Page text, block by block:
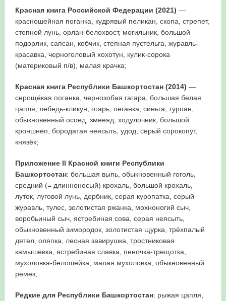
Красная книга Российской Федерации (2021) —
красношейная поганка, кудрявый пеликан, скопа, стрепет,
степной лунь, орлан-белохвост, могильник, большой
подорлик, сапсан, кобчик, степная пустельга, журавль-
красавка, черноголовый хохотун, кулик-сорока
(материковый п/в), малая крачка;
Красная книга Республики Башкортостан (2014) —
серощёкая поганка, чернозобая гагара, большая белая
цапля, лебедь-кликун, огарь, пеганка, синьга, турпан,
обыкновенный осоед, змееяд, ходулочник, большой
кроншнеп, бородатая неясыть, удод, серый сорокопут,
князёк;
Приложение II Красной книги Республики
Башкортостан: большая выпь, обыкновенный гоголь,
средний (= длинноносый) крохаль, большой крохаль,
луток, луговой лунь, дербник, серая куропатка, серый
журавль, тулес, золотистая ржанка, мохноногий сыч,
воробьиный сыч, ястребиная сова, серая неясыть,
обыкновенный зимородок, золотистая щурка, трёхпалый
дятел, оляпка, лесная завирушка, тростниковая
камышевка, ястребиная славка, пеночка-трещотка,
мухоловка-белошейка, малая мухоловка, обыкновенный
ремез;
Редкие для Республики Башкортостан: рыжая цапля,